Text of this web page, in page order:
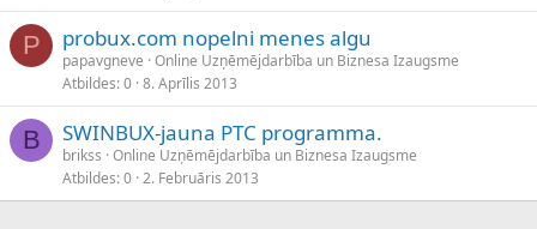
P probux.com nopelni menes algu
papavgneve Online Uzņēmējdarbība un Biznesa Izaugsme
Atbildes 0 8. Aprīlis 2013
B SWINBUX-jauna PTC programma.
brikss Online Uzņēmējdarbība un Biznesa Izaugsme
Atbildes 0 2. Februāris 2013